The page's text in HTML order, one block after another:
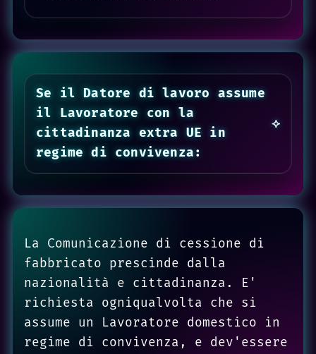
Se il Datore di lavoro assume
il Lavoratore con la
cittadinanza extra UE in
regime di convivenza:
La Comunicazione di cessione di
fabbricato prescinde dalla
nazionalità e cittadinanza. E'
richiesta ogniqualvolta che si
assume un Lavoratore domestico in
regime di convivenza, e dev'essere